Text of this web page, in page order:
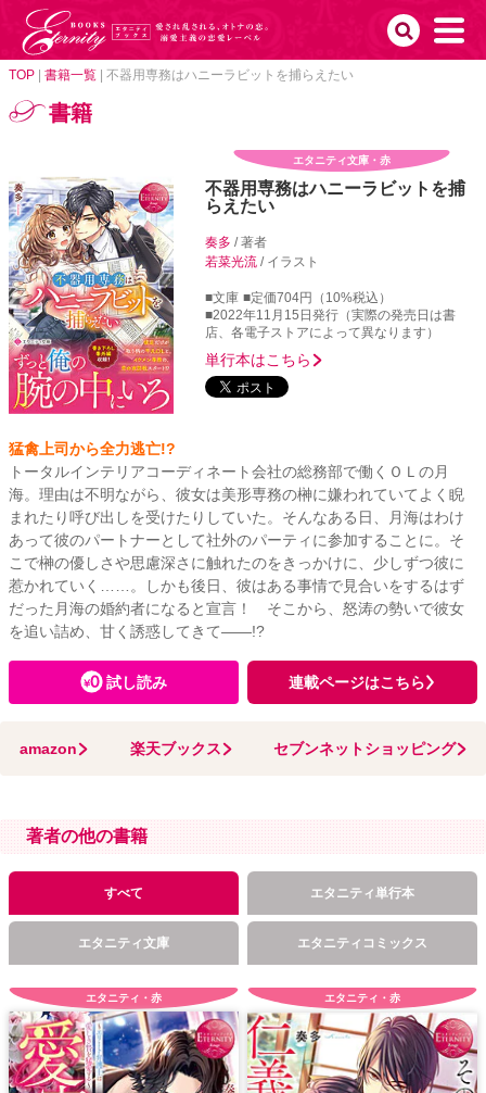
TOP 書籍一覧 不器用専務はハニーラビットを捕らえたい
書籍
エタニティ文庫・赤
不器用専務はハニーラビットを捕
らえたい
奏多/ 著者
若菜光流 / イラスト
■文庫 ■定価704円（10%税込）
■2022年11月15日発行（実際の発売日は書
店、各電子ストアによって異なります）
単行本はこちら
猛禽上司から全力逃亡!?
トータルインテリアコーディネート会社の総務部で働くＯＬの月
海。理由は不明ながら、彼女は美形専務の榊に嫌われていてよく睨
まれたり呼び出しを受けたりしていた。そんなある日、月海はわけ
あって彼のパートナーとして社外のパーティに参加することに。そ
こで榊の優しさや思慮深さに触れたのをきっかけに、少しずつ彼に
惹かれていく……。しかも後日、彼はある事情で見合いをするはず
だった月海の婚約者になると宣言！ そこから、怒涛の勢いで彼女
を追い詰め、甘く誘惑してきて――!?
試し読み 連載ページはこちら
amazon 楽天ブックス セブンネットショッピング
著者の他の書籍
すべて エタニティ単行本
エタニティ文庫 エタニティコミックス
エタニティ・赤 エタニティ・赤